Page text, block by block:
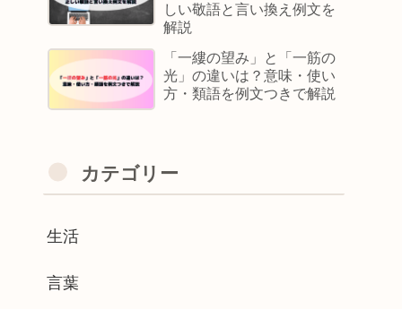
しい敬語と言い換え例文を
解説
「一縷の望み」と「一筋の
光」の違いは？意味・使い
方・類語を例文つきで解説
カテゴリー
生活
言葉